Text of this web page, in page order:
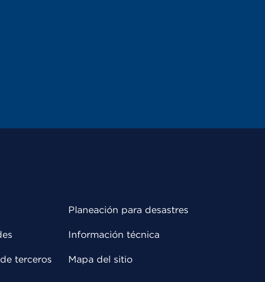
terceros
Planeación para desastres
Información técnica
Mapa del sitio